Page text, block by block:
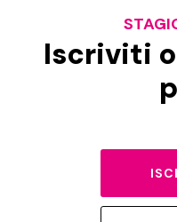
Iscriviti